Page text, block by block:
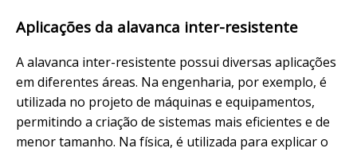
Aplicações da alavanca inter-resistente
A alavanca inter-resistente possui diversas aplicações
em diferentes áreas. Na engenharia, por exemplo, é
utilizada no projeto de máquinas e equipamentos,
permitindo a criação de sistemas mais eficientes e de
menor tamanho. Na física, é utilizada para explicar o